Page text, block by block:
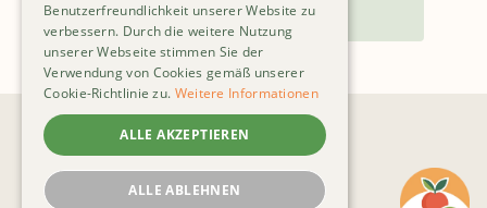
Anmelden
Benutzerfreundlichkeit unserer Website zu
verbessern. Durch die weitere Nutzung
unserer Webseite stimmen Sie der
Verwendung von Cookies gemäß unserer
Cookie-Richtlinie zu. Weitere Informationen
ALLE AKZEPTIEREN
ALLE ABLEHNEN